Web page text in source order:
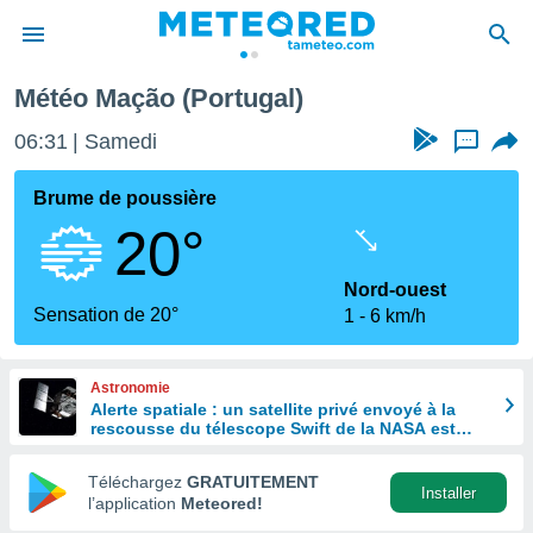
de
Météo Mação (Portugal)
06:31 Samedi ...
Brume de poussière
20°
Sensation de 20°
Nord-ouest
1
6 km/h
Astronomie
Alerte spatiale : un satellite privé envoyé à la
rescousse du télescope Swift de la NASA est
Téléchargez GRATUITEMENT
l’application Meteored!
Installer